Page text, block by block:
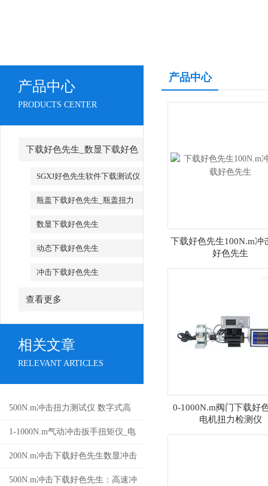
产品中心
PRODUCTS CENTER
下载好色先生_数显下载好色
SGXJ好色先生软件下载测试仪
_SGXJ好色先生软件下载校准仪
瓶盖下载好色先生_瓶盖扭力
测试仪
数显下载好色先生
动态下载好色先生
冲击下载好色先生
查看更多
相关文章
RELEVANT ARTICLES
500N.m冲击扭力测试仪 数字式高
速冲击下载好色先生简介
1-1000N.m气动冲击扳手扭矩仪_电
动冲矩扳手扭力在线检测仪价格
200N.m冲击下载好色先生数显冲击
扳手扭检定仪冲击型扭矩仪价格
500N.m冲击下载好色先生：高速冲
产品中心
下载好色先生100N.m冲
好色先生
0-1000N.m阀门下载好
电机扭力检测仪